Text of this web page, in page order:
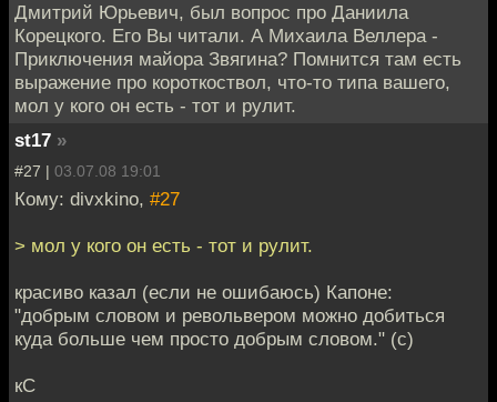
Дмитрий Юрьевич, был вопрос про Даниила
Корецкого. Его Вы читали. А Михаила Веллера -
Приключения майора Звягина? Помнится там есть
выражение про короткоствол, что-то типа вашего,
мол у кого он есть - тот и рулит.
st17 »
#27 | 03.07.08 19:01
Кому: divxkino, #27
> мол у кого он есть - тот и рулит.
красиво казал (если не ошибаюсь) Капоне:
"добрым словом и револьвером можно добиться
куда больше чем просто добрым словом." (с)
кС